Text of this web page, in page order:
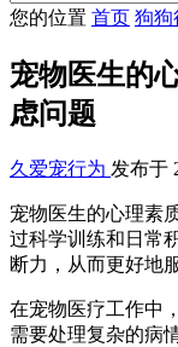
您的位置 首页 狗狗
宠物医生的
虑问题
久爱宠行为 发布于
宠物医生的心理素
过科学训练和日常
断力，从而更好地
在宠物医疗工作中
需要处理复杂的病